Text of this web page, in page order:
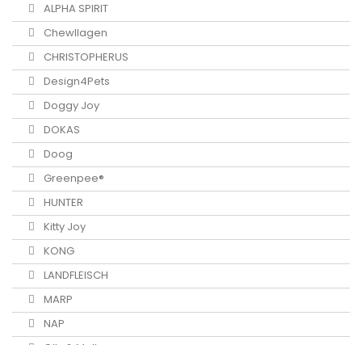
ALPHA SPIRIT
Chewllagen
CHRISTOPHERUS
Design4Pets
Doggy Joy
DOKAS
Doog
Greenpee®
HUNTER
Kitty Joy
KONG
LANDFLEISCH
MARP
NAP